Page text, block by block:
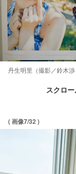
丹生明里（撮影／鈴木渉
スクロ
( 画像7/32 )